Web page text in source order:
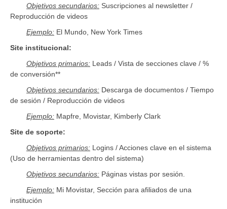
Objetivos secundarios: Suscripciones al newsletter /
Reproducción de videos
Ejemplo: El Mundo, New York Times
Site institucional:
Objetivos primarios: Leads / Vista de secciones clave / %
de conversión**
Objetivos secundarios: Descarga de documentos / Tiempo
de sesión / Reproducción de videos
Ejemplo: Mapfre, Movistar, Kimberly Clark
Site de soporte:
Objetivos primarios: Logins / Acciones clave en el sistema
(Uso de herramientas dentro del sistema)
Objetivos secundarios: Páginas vistas por sesión.
Ejemplo: Mi Movistar, Sección para afiliados de una
institución